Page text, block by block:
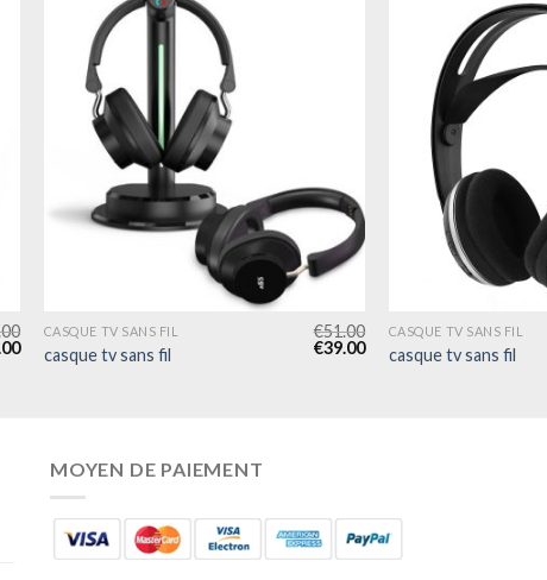
CASQUE TV SANS FIL
casque tv sans fil
€51.00
€39.00
CASQUE TV SANS FIL
casque tv sans fil
MOYEN DE PAIEMENT